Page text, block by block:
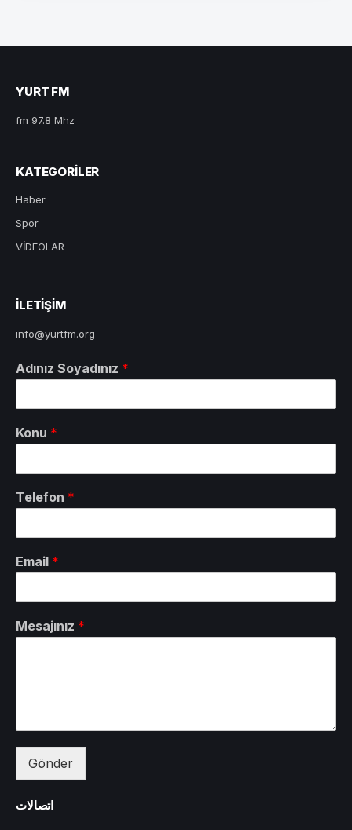
YURT FM
fm 97.8 Mhz
KATEGORILER
Haber
Spor
VİDEOLAR
ILETIŞIM
info@yurtfm.org
Adınız Soyadınız *
Konu *
Telefon *
Email *
Mesajınız *
Gönder
اتصالات